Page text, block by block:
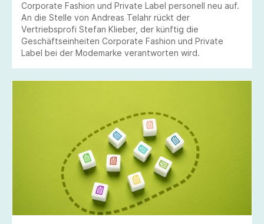
Corporate Fashion und Private Label personell neu auf.
An die Stelle von Andreas Telahr rückt der
Vertriebsprofi Stefan Klieber, der künftig die
Geschäftseinheiten Corporate Fashion und Private
Label bei der Modemarke verantworten wird.